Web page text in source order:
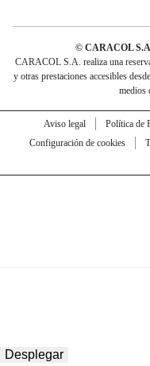
© CARACOL
CARACOL S.A. realiza una
y otras prestaciones accesibles
medios
Aviso legal Política de
Configuración de cookies
Desplegar